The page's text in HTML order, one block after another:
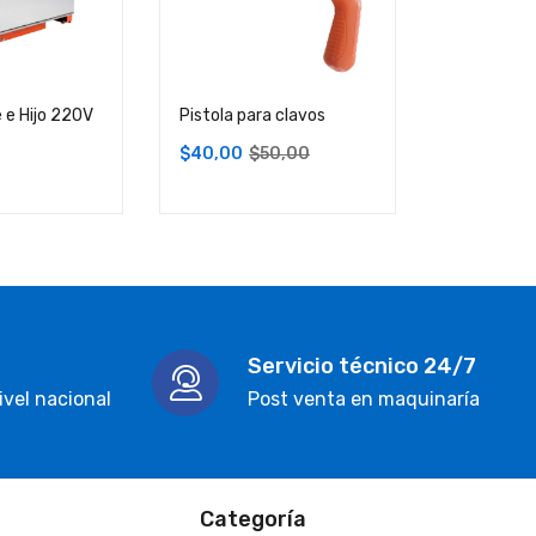
e Hijo 220V
Pistola para clavos
$40,00 $50,00
nacional
Servicio técnico 24/7
Post venta en maquinaría
Categoría